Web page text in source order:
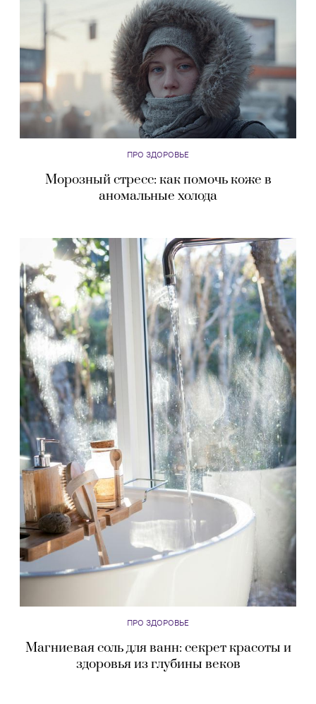
ПРО ЗДОРОВЬЕ
Морозный стресс: как помочь коже в
аномальные холода
ПРО ЗДОРОВЬЕ
Магниевая соль для ванн: секрет красоты и
здоровья из глубины веков